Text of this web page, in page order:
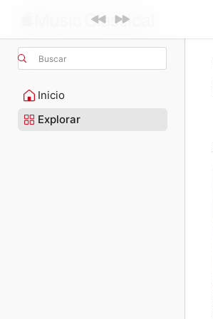
Buscar
Inicio
Explorar